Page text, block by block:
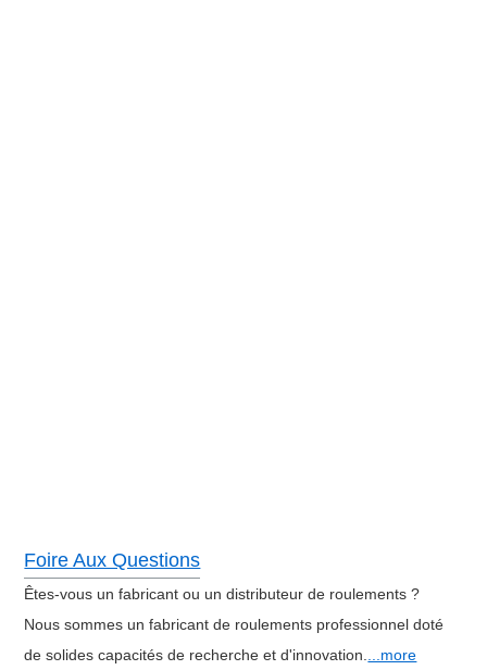
Foire Aux Questions
Êtes-vous un fabricant ou un distributeur de roulements ?
Nous sommes un fabricant de roulements professionnel doté
de solides capacités de recherche et d'innovation.
...more